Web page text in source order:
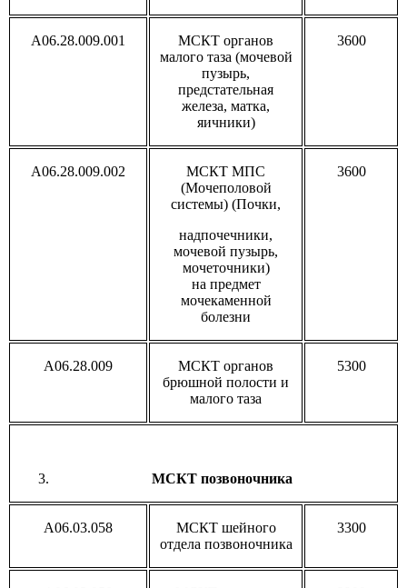
A06.28.009.001
МСКТ органов
малого таза (мочевой
пузырь,
предстательная
железа, матка,
яичники)
3600
A06.28.009.002
МСКТ МПС
(Мочеполовой
системы) (Почки,
надпочечники,
мочевой пузырь,
мочеточники)
на предмет
мочекаменной
болезни
3600
A06.28.009
МСКТ органов
брюшной полости и
малого таза
5300
МСКТ позвоночника
A06.03.058
МСКТ шейного
отдела позвоночника
3300